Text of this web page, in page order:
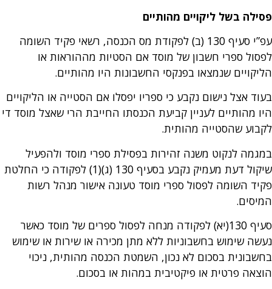
פסילה בשל ליקויים מהותיים
עפ”י סעיף 130 (ב) לפקודת מס הכנסה, רשאי פקיד השומה
לפסול ספרי חשבון של מוסד אם הסטיות מההוראות או
הליקויים שנמצאו בפנקסי החשבונות היו מהותיים.
בעוד אצל נישום נקבע כי ספריו יפסלו אם הסטייה או הליקויים
היו מהותיים לעניין קביעת הכנסתו החייבת הרי שאצל מוסד די
לקבוע שהסטייה מהותית.
במגמה לנקוט משנה זהירות בפסילת ספרי מוסד ולהפעיל
שיקול דעת מעמיק נקבע בסעיף 130 (ג)(1) לפקודה כי החלטת
פקיד השומה לפסול ספרי מוסד טעונה אישור מנהל רשות
המיסים.
סעיף 130(יא) לפקודה מנחה לפסול ספרים של מוסד כאשר
נעשה שימוש בחשבוניות ללא מתן מכירה או שירות או שימוש
בחשבונית בסכום לא נכון, השמטת הכנסה מהותית, ניכוי
הוצאה פרטית או פיקטיבית במהות או בסכום.